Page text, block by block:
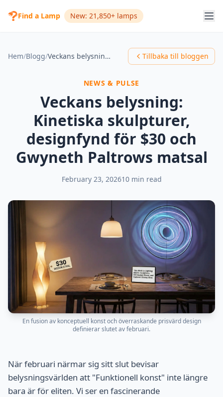
Find a Lamp New: 21,850+ lamps
Hem/Blogg/ Veckans belysning: Kinetiska skulpturer, designfynd för $30 och Gwyneth Paltrows matsal Tillbaka till bloggen
NEWS & PULSE
Veckans belysning:
Kinetiska skulpturer,
designfynd för $30 och
Gwyneth Paltrows matsal
February 23, 202610 min read
En fusion av konceptuell konst och överraskande prisvärd design
definierar slutet av februari.
När februari närmar sig sitt slut bevisar
belysningsvärlden att "Funktionell konst" inte längre
bara är för eliten. Vi ser en fascinerande